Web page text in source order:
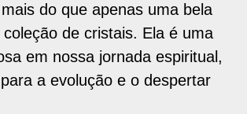
do que apenas uma bela
de cristais. Ela é uma
em nossa jornada espiritual,
a evolução e o despertar